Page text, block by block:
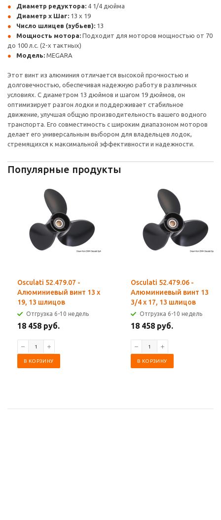
Диаметр редуктора: 4 1/4 дюйма
Диаметр x Шаг: 13 x 19
Число шлицев (зубьев): 13
Мощность мотора: Подходит для моторов мощностью от 70
до 100 л.с. (2-х тактных)
Модель: MEGARA
Этот винт из алюминия отличается высокой прочностью и
долговечностью, обеспечивая надежную работу в различных
условиях. С диаметром 13 дюймов и шагом 19 дюймов, он
оптимизирует разгон лодки и поддерживает стабильное
движение, улучшая общую производительность вашего водного
транспорта. Его совместимость с широким диапазоном моторов
делает его универсальным выбором для владельцев лодок,
стремящихся к максимальной эффективности и надежности.
Популярные продукты
Osculati 52.479.07 -
Алюминиевый винт 13 x
19, 13 шлицов
Отгрузка 6-10 недель
18 458 руб.
В КОРЗИНУ
Osculati 52.479.06 -
Алюминиевый винт 13
3/4 x 17, 13 шлицов
Отгрузка 6-10 недель
18 458 руб.
В КОРЗИНУ